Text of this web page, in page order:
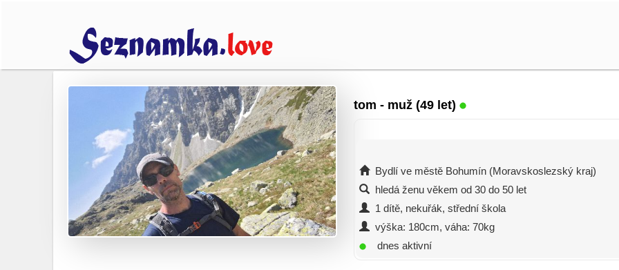
tom - muž (49 let)
Bydlí ve městě Bohumín (Moravskoslezský kraj)
hledá ženu věkem od 30 do 50 let
1 dítě, nekuřák, střední škola
výška: 180cm, váha: 70kg
dnes aktivní